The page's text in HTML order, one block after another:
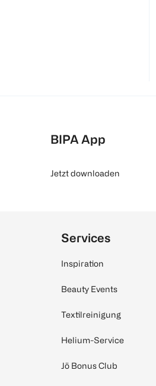
BIPA App
Jetzt downloaden
Services
Inspiration
Beauty Events
Textilreinigung
Helium-Service
Jö Bonus Club